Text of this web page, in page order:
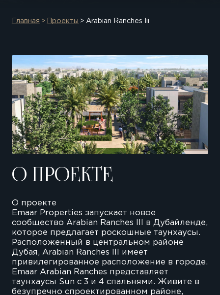
Главная Проекты Arabian Ranches Iii
О ПРОЕКТЕ
О проекте
Emaar Properties запускает новое
сообщество Arabian Ranches III в Дубайленде,
которое предлагает роскошные таунхаусы.
Расположенный в центральном районе
Дубая, Arabian Ranches III имеет
привилегированное расположение в городе.
Emaar Arabian Ranches представляет
таунхаусы Sun с 3 и 4 спальнями. Живите в
безупречно спроектированном районе,